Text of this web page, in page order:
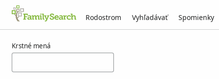
Rodostrom Vyhľadávať Spomienky
Krstné mená